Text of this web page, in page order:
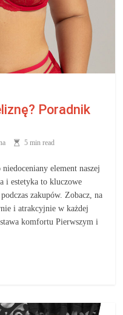
Poradnik
5 min read
element naszej
i estetyka to kluczowe
zakupów. Zobacz, na
i atrakcyjnie w każdej
komfortu Pierwszym i